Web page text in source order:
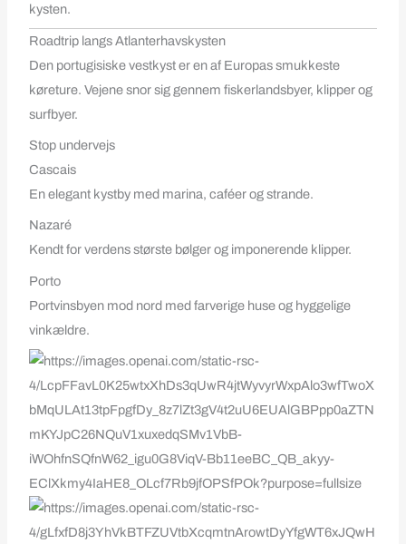
kysten.
Roadtrip langs Atlanterhavskysten
Den portugisiske vestkyst er en af Europas smukkeste
køreture. Vejene snor sig gennem fiskerlandsbyer, klipper og
surfbyer.
Stop undervejs
Cascais
En elegant kystby med marina, caféer og strande.
Nazaré
Kendt for verdens største bølger og imponerende klipper.
Porto
Portvinsbyen mod nord med farverige huse og hyggelige
vinkældre.